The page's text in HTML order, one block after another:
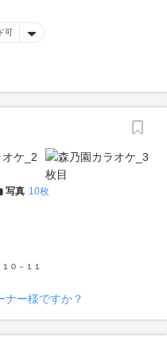
可
写真 10枚
０－１１
ナー様ですか？